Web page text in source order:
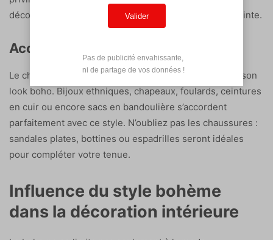
décontractées pour un look romantique et sans contrainte.
Accessoiriser avec soin
Le choix des accessoires est primordial pour parfaire son
look boho. Bijoux ethniques, chapeaux, foulards, ceintures
en cuir ou encore sacs en bandoulière s’accordent
parfaitement avec ce style. N’oubliez pas les chaussures :
sandales plates, bottines ou espadrilles seront idéales
pour compléter votre tenue.
Influence du style bohème
dans la décoration intérieure
Valider
Pas de publicité envahissante,
ni de partage de vos données !